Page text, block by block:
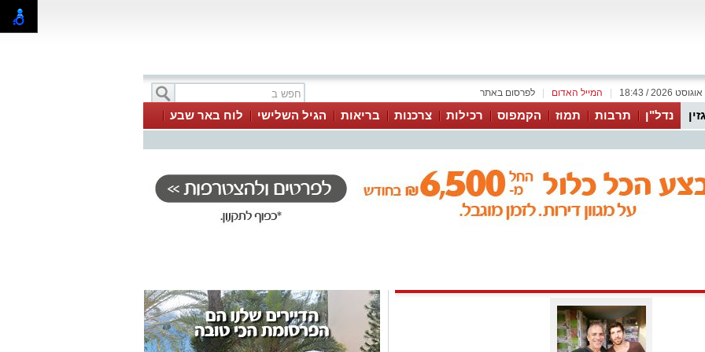
לפרסום באתר המייל האדום
נדל"ן תרבות תמוז הקמפוס רכילות צרכנות בריאות הגיל השלישי
לוח באר שבע